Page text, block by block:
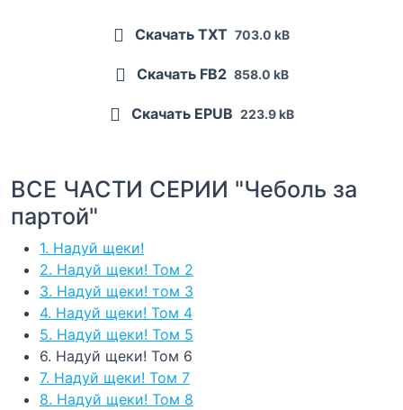
Скачать TXT 703.0 kB
Скачать FB2 858.0 kB
Скачать EPUB 223.9 kB
ВСЕ ЧАСТИ СЕРИИ "Чеболь за
партой"
1. Надуй щеки!
2. Надуй щеки! Том 2
3. Надуй щеки! том 3
4. Надуй щеки! Том 4
5. Надуй щеки! Том 5
6. Надуй щеки! Том 6
7. Надуй щеки! Том 7
8. Надуй щеки! Том 8